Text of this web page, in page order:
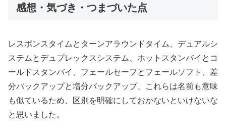
感想・気づき・つまづいた点
レスポンスタイムとターンアラウンドタイム、デュアルシ
ステムとデュプレックスシステム、ホットスタンバイとコ
ールドスタンバイ、フェールセーフとフェールソフト、差
分バックアップと増分バックアップ、これらは名前も意味
も似ているため、区別を明確にしておかないといけないな
と思いました。